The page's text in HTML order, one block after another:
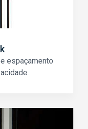
espaçamento